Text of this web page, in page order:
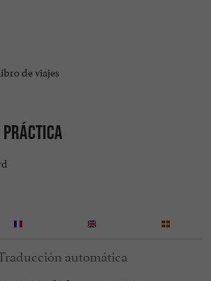
de viajes
práctica